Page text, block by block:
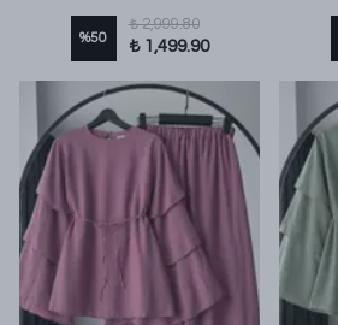
%50
₺ 2,999.80
₺ 1,499.90